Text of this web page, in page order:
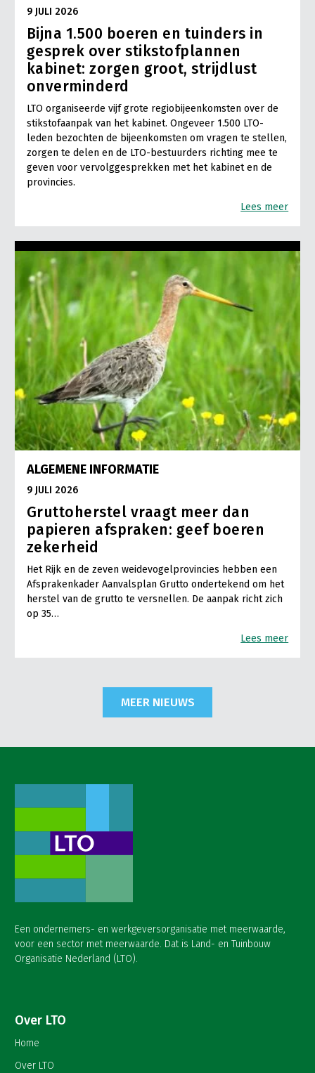
9 JULI 2026
Bijna 1.500 boeren en tuinders in
gesprek over stikstofplannen
kabinet: zorgen groot, strijdlust
onverminderd
LTO organiseerde vijf grote regiobijeenkomsten over de
stikstofaanpak van het kabinet. Ongeveer 1.500 LTO-
leden bezochten de bijeenkomsten om vragen te stellen,
zorgen te delen en de LTO-bestuurders richting mee te
geven voor vervolggesprekken met het kabinet en de
provincies.
Lees meer
ALGEMENE INFORMATIE
9 JULI 2026
Gruttoherstel vraagt meer dan
papieren afspraken: geef boeren
zekerheid
Het Rijk en de zeven weidevogelprovincies hebben een
Afsprakenkader Aanvalsplan Grutto ondertekend om het
herstel van de grutto te versnellen. De aanpak richt zich
op 35…
Lees meer
MEER NIEUWS
Een ondernemers- en werkgeversorganisatie met meerwaarde,
voor een sector met meerwaarde. Dat is Land- en Tuinbouw
Organisatie Nederland (LTO).
Over LTO
Home
Over LTO